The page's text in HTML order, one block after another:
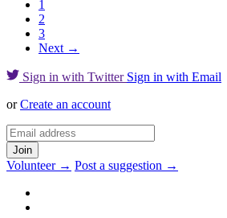
1
2
3
Next →
Sign in with Twitter Sign in with Email
orCreate an account
Volunteer → Post a suggestion →